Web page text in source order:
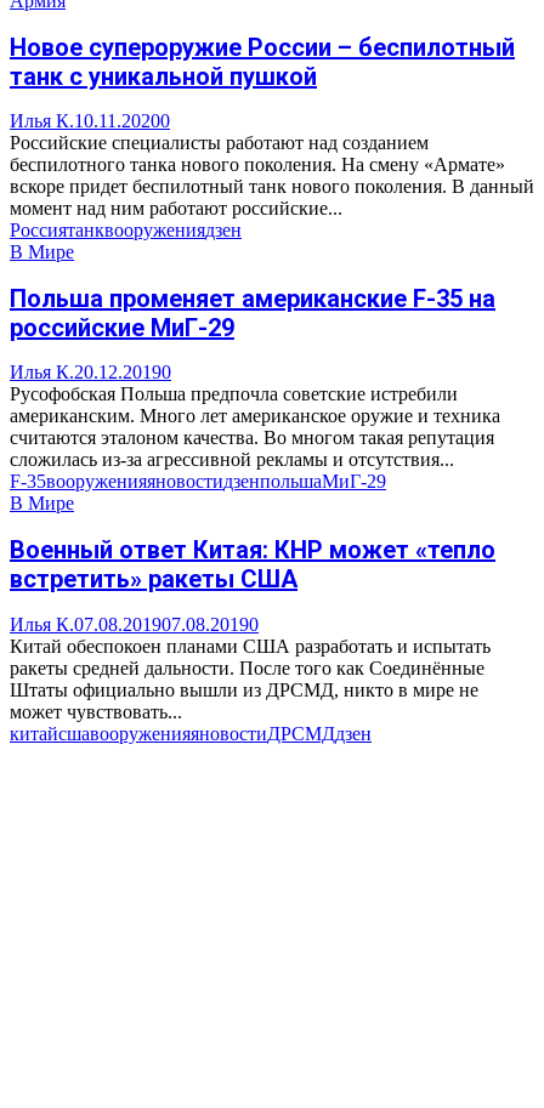
Новое супероружие России – беспилотный
танк с уникальной пушкой
Илья К.10.11.20200
Российские специалисты работают над созданием
беспилотного танка нового поколения. На смену «Армате»
вскоре придет беспилотный танк нового поколения. В данный
момент над ним работают российские...
Россиятанквооружениядзен
В Мире
Польша променяет американские F-35 на
российские МиГ-29
Илья К.20.12.20190
Русофобская Польша предпочла советские истребили
американским. Много лет американское оружие и техника
считаются эталоном качества. Во многом такая репутация
сложилась из-за агрессивной рекламы и отсутствия...
F-35вооруженияяновостидзенпольшаМиГ-29
В Мире
Военный ответ Китая: КНР может «тепло
встретить» ракеты США
Илья К.07.08.201907.08.20190
Китай обеспокоен планами США разработать и испытать
ракеты средней дальности. После того как Соединённые
Штаты официально вышли из ДРСМД, никто в мире не
может чувствовать...
китайсшавооруженияяновостиДРСМДдзен